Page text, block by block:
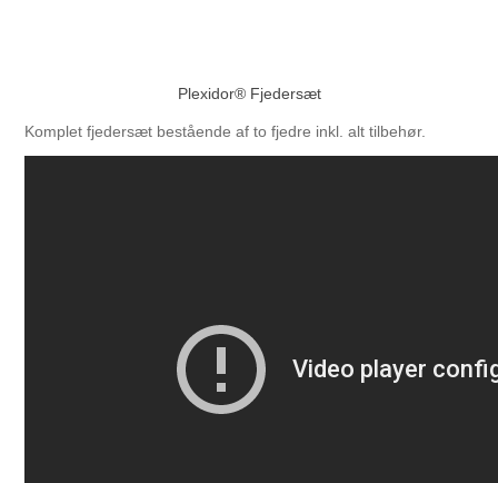
Plexidor® Fjedersæt
Komplet fjedersæt bestående af to fjedre inkl. alt tilbehør.